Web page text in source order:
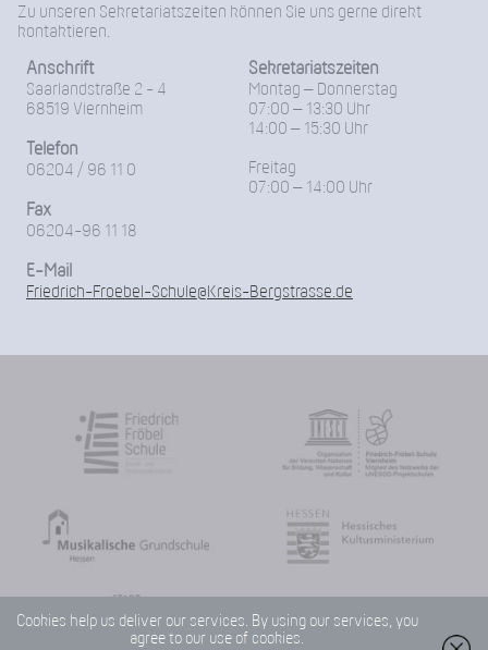
Zu unseren Sekretariatszeiten können Sie uns gerne direkt
kontaktieren.
Anschrift
Saarlandstraße 2 - 4
68519 Viernheim
Telefon
06204 / 96 11 0
Fax
06204-96 11 18
Sekretariatszeiten
Montag – Donnerstag
07:00 – 13:30 Uhr
14:00 – 15:30 Uhr
Freitag
07:00 – 14:00 Uhr
E-Mail
Friedrich-Froebel-Schule@Kreis-Bergstrasse.de
Cookies help us deliver our services. By using our services, you
agree to our use of cookies.